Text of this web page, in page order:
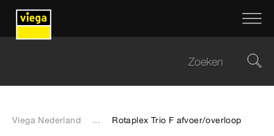
Viega Nederland ... Rotaplex Trio F afvoer/overloop